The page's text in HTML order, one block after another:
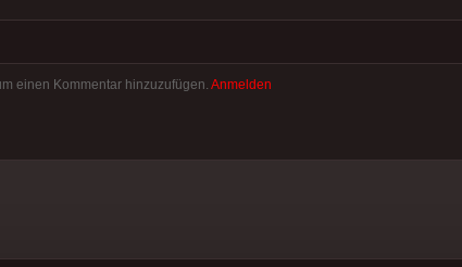
einen Kommentar hinzuzufügen. Anmelden